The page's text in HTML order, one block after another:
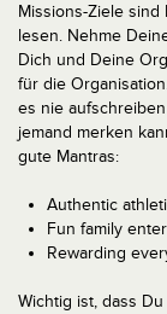
Missions-Ziele
lesen. Nehme
Dich und Deine
für die
es nie
jemand merken
gute Mantras:
Authentic
Fun family
Rewarding
Wichtig ist, dass